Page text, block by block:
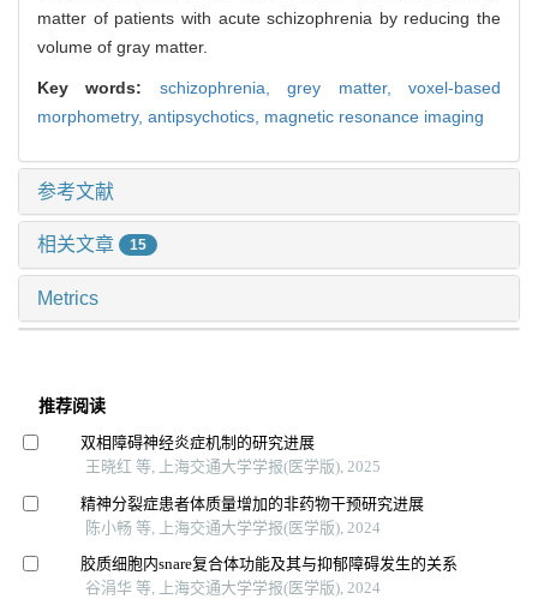
matter of patients with acute schizophrenia by reducing the
volume of gray matter.
Key words: schizophrenia,grey matter,voxel-based
morphometry, antipsychotics, magnetic resonance imaging
参考文献
相关文章 15
Metrics
推荐阅读
双相障碍神经炎症机制的研究进展
王晓红 等, 上海交通大学学报(医学版), 2025
精神分裂症患者体质量增加的非药物干预研究进展
陈小畅 等, 上海交通大学学报(医学版), 2024
胶质细胞内snare复合体功能及其与抑郁障碍发生的关系
谷涓华 等, 上海交通大学学报(医学版), 2024